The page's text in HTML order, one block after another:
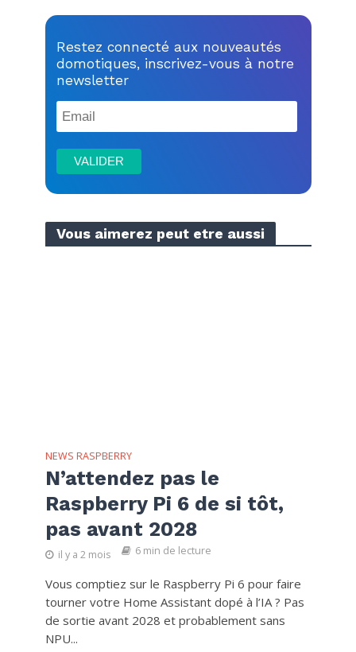
Restez connecté aux nouveautés
domotiques, inscrivez-vous à notre
newsletter
Vous aimerez peut etre aussi
NEWS RASPBERRY
N’attendez pas le
Raspberry Pi 6 de si tôt,
pas avant 2028
il y a 2 mois 6 min de lecture
Vous comptiez sur le Raspberry Pi 6 pour faire
tourner votre Home Assistant dopé à l’IA ? Pas
de sortie avant 2028 et probablement sans
NPU...